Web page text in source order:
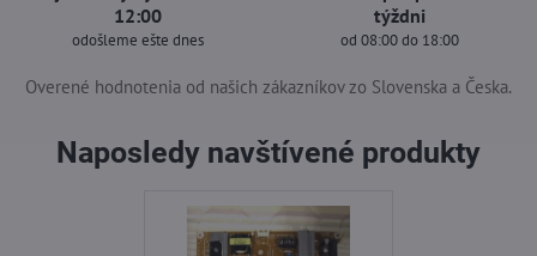
12:00
odošleme ešte dnes
týždni
od 08:00 do 18:00
Overené hodnotenia od našich zákazníkov zo Slovenska a Česka.
Naposledy navštívené produkty